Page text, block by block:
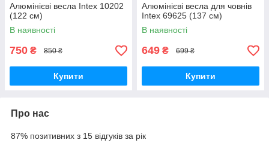
Алюмінієві весла Intex 10202
(122 см)
В наявності
750 ₴ 850 ₴
Купити
Алюмінієві весла для човнів
Intex 69625 (137 см)
В наявності
649 ₴ 699 ₴
Купити
Про нас
87% позитивних з 15 відгуків за рік